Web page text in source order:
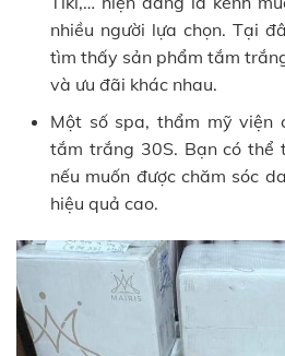
nhiều người lựa chọn. Tại
tìm thấy sản phẩm tắm
và ưu đãi khác nhau.
Một số spa, thẩm mỹ viện
tắm trắng 30S. Bạn có thể
nếu muốn được chăm sóc
hiệu quả cao.